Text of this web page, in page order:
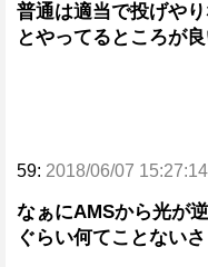
普通は適当で投げや
とやってるところが
59: 2018/06/07
なぁにAMSから光が
ぐらい何てことないさ